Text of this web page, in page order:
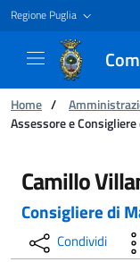
Regione Puglia
Ti trovi in:
Home /
Assessore e
Assessore e
Camillo
Consigliere di
Condividi